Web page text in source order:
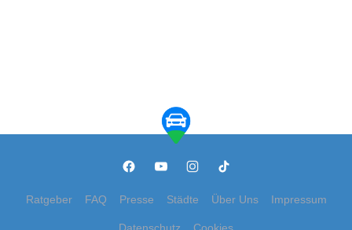
Ratgeber FAQ Presse Städte Über Uns Impressum